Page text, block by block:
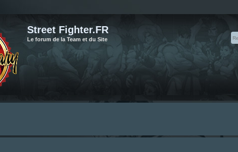
Street Fighter.FR
Le forum de la Team et du Site